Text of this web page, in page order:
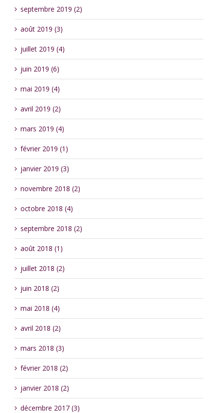
septembre 2019 (2)
août 2019 (3)
juillet 2019 (4)
juin 2019 (6)
mai 2019 (4)
avril 2019 (2)
mars 2019 (4)
février 2019 (1)
janvier 2019 (3)
novembre 2018 (2)
octobre 2018 (4)
septembre 2018 (2)
août 2018 (1)
juillet 2018 (2)
juin 2018 (2)
mai 2018 (4)
avril 2018 (2)
mars 2018 (3)
février 2018 (2)
janvier 2018 (2)
décembre 2017 (3)